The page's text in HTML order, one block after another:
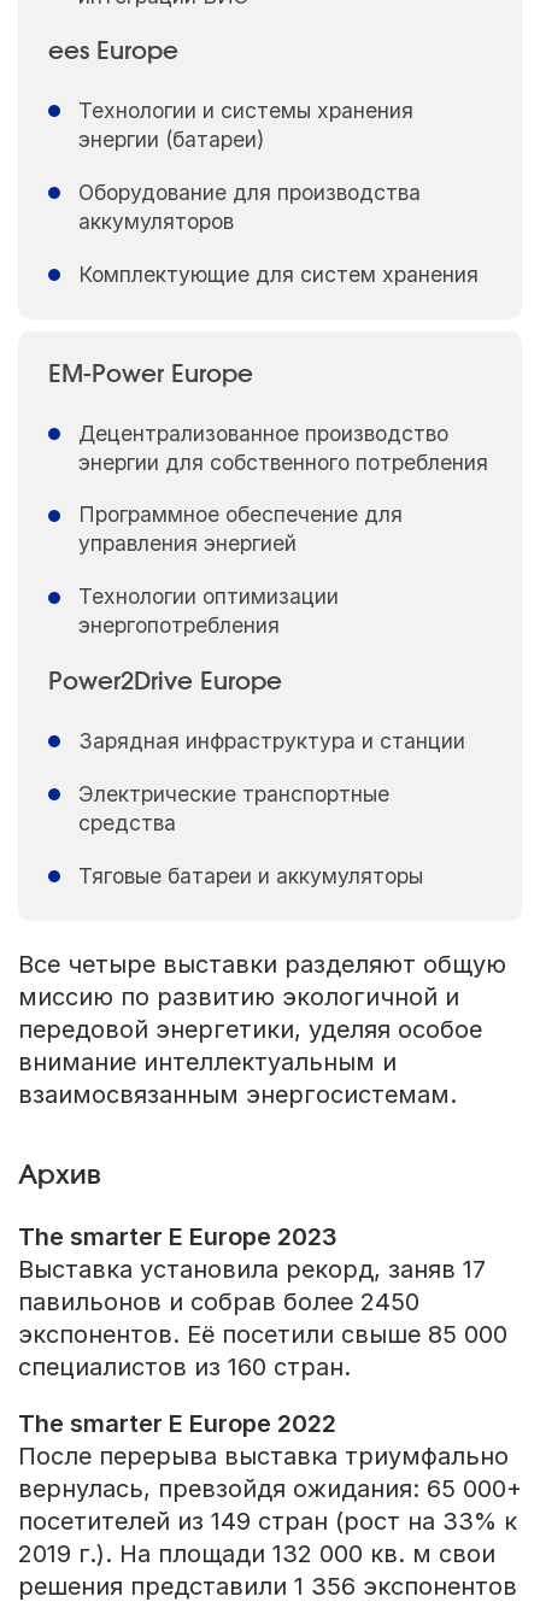
ees Europe
Технологии и системы хранения
энергии (батареи)
Оборудование для производства
аккумуляторов
Комплектующие для систем хранения
EM-Power Europe
Децентрализованное производство
энергии для собственного потребления
Программное обеспечение для
управления энергией
Технологии оптимизации
энергопотребления
Power2Drive Europe
Зарядная инфраструктура и станции
Электрические транспортные
средства
Тяговые батареи и аккумуляторы
Все четыре выставки разделяют общую
миссию по развитию экологичной и
передовой энергетики, уделяя особое
внимание интеллектуальным и
взаимосвязанным энергосистемам.
Архив
The smarter E Europe 2023
Выставка установила рекорд, заняв 17
павильонов и собрав более 2450
экспонентов. Её посетили свыше 85 000
специалистов из 160 стран.
The smarter E Europe 2022
После перерыва выставка триумфально
вернулась, превзойдя ожидания: 65 000+
посетителей из 149 стран (рост на 33% к
2019 г.). На площади 132 000 кв. м свои
решения представили 1 356 экспонентов